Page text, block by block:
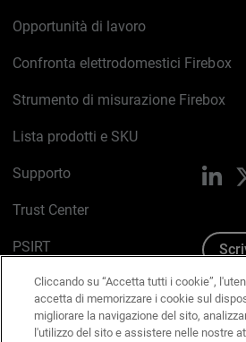
Opportunità di lavoro
Confronta elettrodomestici Firebox
Strumento di misurazione Firebox
Lista prodotti e SKU
Supporto
Trust Center
PSIRT
Politica sui cookie
Informativa sulla privacy
Cliccando su “Accetta tutti i cookie”,
accetta di memorizzare i cookie sul
migliorare la navigazione del sito,
l'utilizzo del sito e assistere nelle nostre